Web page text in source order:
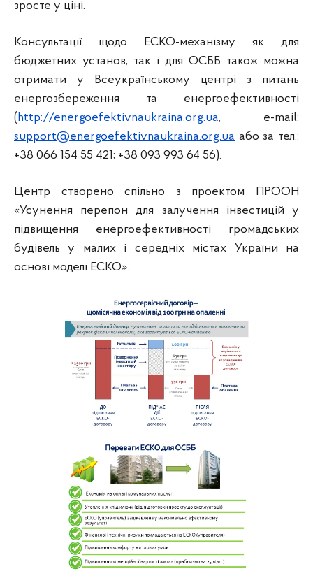
зросте у ціні.
Консультації щодо ЕСКО-механізму як для
бюджетних установ, так і для ОСББ також можна
отримати у Всеукраїнському центрі з питань
енергозбереження та енергоефективності
(http://energoefektivnaukraina.org.ua, e-mail:
support@energoefektivnaukraina.org.ua або за тел.:
+38 066 154 55 421; +38 093 993 64 56).
Центр створено спільно з проектом ПРООН
«Усунення перепон для залучення інвестицій у
підвищення енергоефективності громадських
будівель у малих і середніх містах України на
основі моделі ЕСКО».